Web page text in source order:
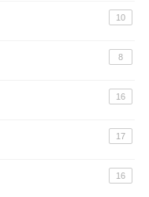
10
8
16
17
16